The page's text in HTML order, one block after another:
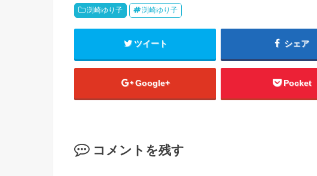
渕崎ゆり子 渕崎ゆり子
ツイート シェア
Google+ Pocket
コメントを残す